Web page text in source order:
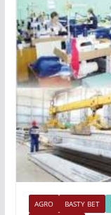
AGRO BASTY BET